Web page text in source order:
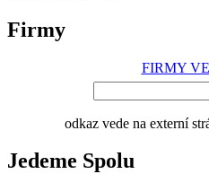
Firmy
FIRMY
odkaz vede na externí
Jedeme Spolu